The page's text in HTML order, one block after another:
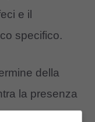
e il
specifico.
della
la presenza
esserci